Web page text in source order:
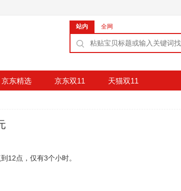
站内 全网
京东精选 京东双11 天猫双11
12点，仅有3个小时。